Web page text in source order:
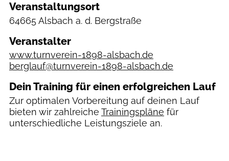
Veranstaltungsort
64665 Alsbach a. d. Bergstraße
Veranstalter
www.turnverein-1898-alsbach.de
berglauf@turnverein-1898-alsbach.de
Dein Training für einen erfolgreichen Lauf
Zur optimalen Vorbereitung auf deinen Lauf
bieten wir zahlreiche Trainingspläne für
unterschiedliche Leistungsziele an.